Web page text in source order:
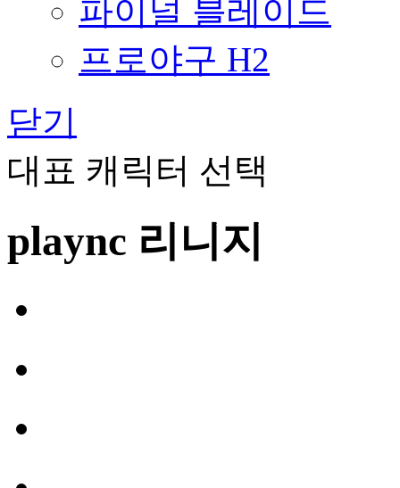
파이널 블레이드
프로야구 H2
닫기
대표 캐릭터 선택
plaync 리니지